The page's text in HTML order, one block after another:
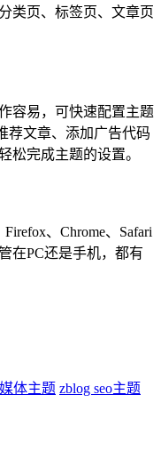
类页、标签页、文章页
容易，可快速配置主题
荐文章、添加广告代码
松完成主题的设置。
、Chrome、Safari
在PC还是手机，都有
体主题 zblog seo主题